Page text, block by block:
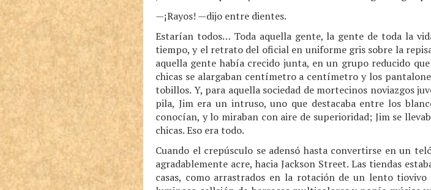
—¡Rayos! —dijo entre dientes.
Estarían todos… Toda aquella gente, la gente de toda la
tiempo, y el retrato del oficial en uniforme gris sobre la
aquella gente había crecido junta, en un grupo reducido
chicas se alargaban centímetro a centímetro y los
tobillos. Y, para aquella sociedad de mortecinos noviazgos
pila, Jim era un intruso, uno que destacaba entre los
conocían, y lo miraban con aire de superioridad; Jim se
chicas. Eso era todo.
Cuando el crepúsculo se adensó hasta convertirse en un
agradablemente acre, hacia Jackson Street. Las tiendas
casas, como arrastrados en la rotación de un lento